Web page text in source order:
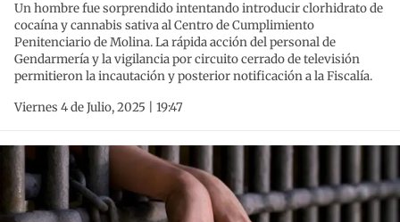
Un hombre fue sorprendido intentando introducir clorhidrato de
cocaína y cannabis sativa al Centro de Cumplimiento
Penitenciario de Molina. La rápida acción del personal de
Gendarmería y la vigilancia por circuito cerrado de televisión
permitieron la incautación y posterior notificación a la Fiscalía.
Viernes 4 de Julio, 2025 | 19:47